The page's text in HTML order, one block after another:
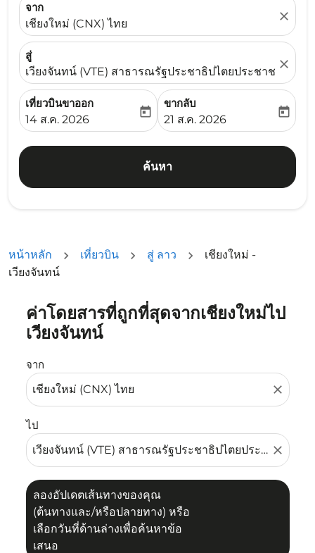
จาก
เชียงใหม่ (CNX) ไทย
close
สู่
เวียงจันทน์ (VTE) สาธารณรัฐประชาธิปไตยประชาชนลาว
close
เที่ยวบินขาออก
fc-booking-departure-date-aria-label
14 ส.ค. 2026
today
ขากลับ
fc-booking-return-date-
21 ส.ค. 2026
today
ค้นหา
หน้าหลัก เที่ยวบิน สู่ ลาว
เชียงใหม่ -
เวียงจันทน์
ค่าโดยสารที่ถูกที่สุดจากเชียงใหม่ไป
เวียงจันทน์
จาก
close
ไป
close
ลองอัปเดตเส้นทางของคุณ
(ต้นทางและ/หรือปลายทาง) หรือ
เลือกวันที่ด้านล่างเพื่อค้นหาข้อ
เสนอ
ลองอัปเดตเส้นทางของคุณ (ต้นทางและ/หรือปลายทาง) หรื